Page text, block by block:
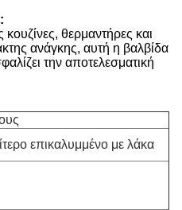
κουζίνες, θερμαντήρες και
ανάγκης, αυτή η βαλβίδα
την αποτελεσματική
επικαλυμμένο με λάκα